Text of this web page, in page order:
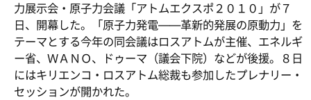
力展示会・原子力会議「アトムエクスポ２０１０」が７
日、開幕した。「原子力発電――革新的発展の原動力」を
テーマとする今年の同会議はロスアトムが主催、エネルギ
ー省、ＷＡＮＯ、ドゥーマ（議会下院）などが後援。８日
にはキリエンコ・ロスアトム総裁も参加したプレナリー・
セッションが開かれた。